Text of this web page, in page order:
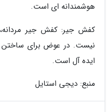
هوشمندانه ای است.
کفش جیر: کفش جیر
نیست. در عوض برای ساختن
ایده آل است.
منبع: دیجی استایل